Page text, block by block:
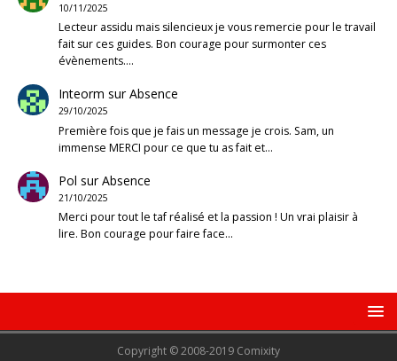
10/11/2025
Lecteur assidu mais silencieux je vous remercie pour le travail
fait sur ces guides. Bon courage pour surmonter ces
évènements.…
Inteorm surAbsence
29/10/2025
Première fois que je fais un message je crois. Sam, un
immense MERCI pour ce que tu as fait et…
Pol surAbsence
21/10/2025
Merci pour tout le taf réalisé et la passion ! Un vrai plaisir à
lire. Bon courage pour faire face…
Copyright © 2008-2019 Comixity